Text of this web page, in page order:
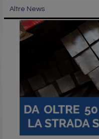
Altre News